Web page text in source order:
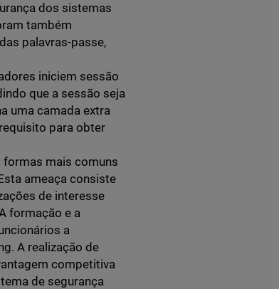
dos sistemas
também
palavras-passe,
iniciem sessão
que a sessão seja
uma camada extra
para obter
formas mais comuns
ameaça consiste
de interesse
formação e a
a
A realização de
competitiva
de segurança